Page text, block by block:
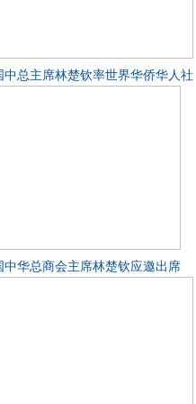
中总主席林楚钦率世界华侨华人社
中华总商会主席林楚钦应邀出席